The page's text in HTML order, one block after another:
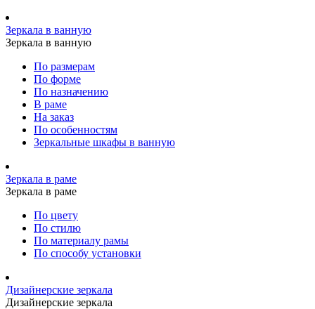
Зеркала в ванную
Зеркала в ванную
По размерам
По форме
По назначению
В раме
На заказ
По особенностям
Зеркальные шкафы в ванную
Зеркала в раме
Зеркала в раме
По цвету
По стилю
По материалу рамы
По способу установки
Дизайнерские зеркала
Дизайнерские зеркала